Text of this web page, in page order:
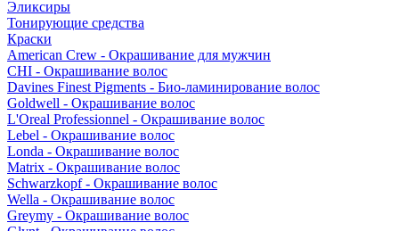
Эликсиры
Тонирующие средства
Краски
American Crew - Окрашивание для мужчин
CHI - Окрашивание волос
Davines Finest Pigments - Био-ламинирование волос
Goldwell - Окрашивание волос
L'Oreal Professionnel - Окрашивание волос
Lebel - Окрашивание волос
Londa - Окрашивание волос
Matrix - Окрашивание волос
Schwarzkopf - Окрашивание волос
Wella - Окрашивание волос
Greymy - Окрашивание волос